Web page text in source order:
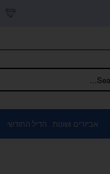
אביזרים ושונות הדיל החודשי